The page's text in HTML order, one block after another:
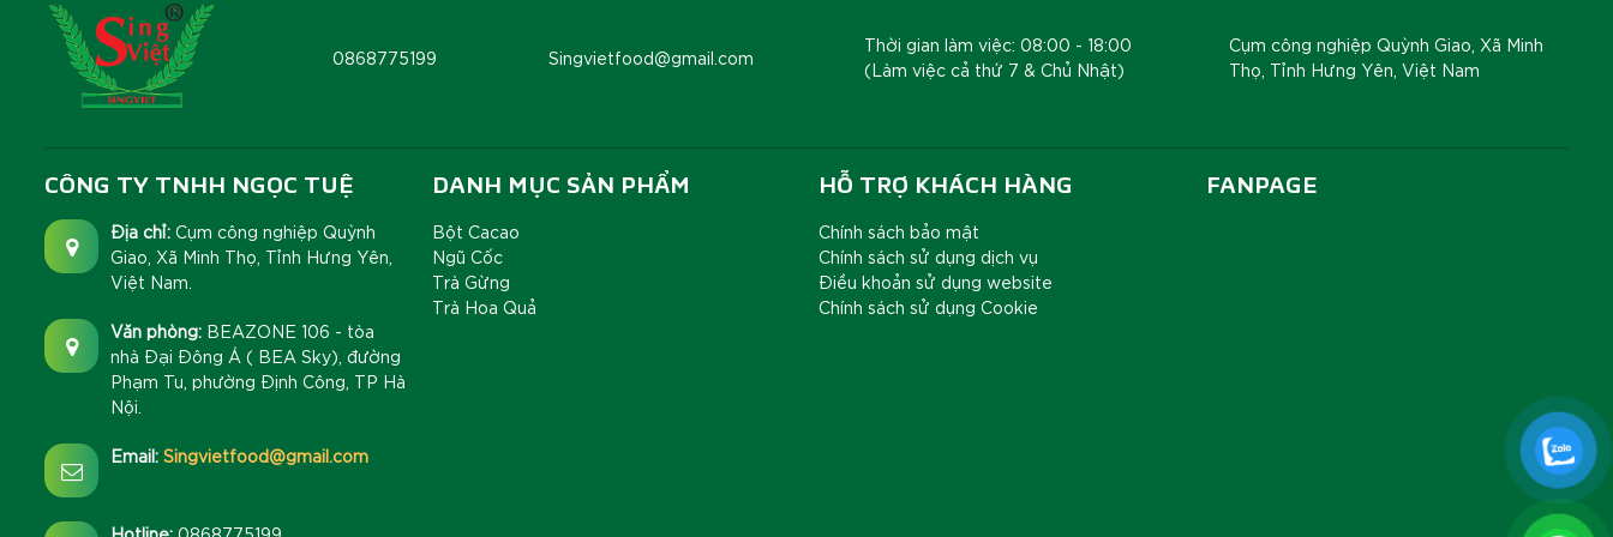
0868775199 Singvietfood@gmail.com
Thời gian làm việc: 08:00 - 18:00
(Làm việc cả thứ 7 & Chủ Nhật)
Cụm công nghiệp Quỳnh Giao, Xã Minh
Thọ, Tỉnh Hưng Yên, Việt Nam
CÔNG TY TNHH NGỌC TUỆ
Địa chỉ: Cụm công nghiệp Quỳnh
Giao, Xã Minh Thọ, Tỉnh Hưng Yên,
Việt Nam.
Văn phòng: BEAZONE 106 - tòa
nhà Đại Đông Á ( BEA Sky), đường
Phạm Tu, phường Định Công, TP Hà
Nội.
Email: Singvietfood@gmail.com
DANH MỤC SẢN PHẨM
Bột Cacao
Ngũ Cốc
Trà Gừng
Trà Hoa Quả
HỖ TRỢ KHÁCH HÀNG
Chính sách bảo mật
Chính sách sử dụng dịch vụ
Điều khoản sử dụng website
Chính sách sử dụng Cookie
FANPAGE